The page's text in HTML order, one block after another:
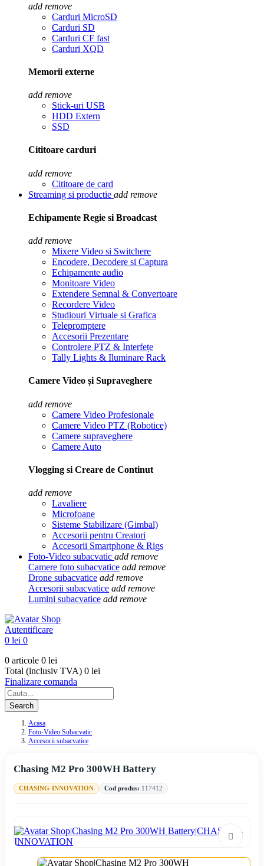
add remove
Carduri MicroSD
Carduri SD
Carduri CF fast
Carduri XQD
Memorii externe
add remove
Stick-uri USB
HDD Extern
SSD
Cititoare carduri
add remove
Cititoare de card
Streaming si productie add remove
Echipamente Regie si Broadcast
add remove
Mixere Video si Switchere
Encodere, Decodere si Captura
Echipamente audio
Monitoare Video
Extendere Semnal & Convertoare
Recordere Video
Studiouri Virtuale si Grafica
Telepromptere
Accesorii Prezentare
Controlere PTZ & Interfețe
Tally Lights & Iluminare Rack
Camere Video și Supraveghere
add remove
Camere Video Profesionale
Camere Video PTZ (Robotice)
Camere supraveghere
Camere Auto
Vlogging si Creare de Continut
add remove
Lavaliere
Microfoane
Sisteme Stabilizare (Gimbal)
Accesorii pentru Creatori
Accesorii Smartphone & Rigs
Foto-Video subacvatic add remove
Camere foto subacvatice add remove
Drone subacvatice add remove
Accesorii subacvatice add remove
Lumini subacvatice add remove
Autentificare
0 lei 0
0 articole 0 lei
Total (inclusiv TVA) 0 lei
Finalizare comanda
Search
Acasa
Foto-Video Subacvatic
Accesorii subacvatice
Chasing M2 Pro 300WH Battery
CHASING-INNOVATION Cod produs: 117412